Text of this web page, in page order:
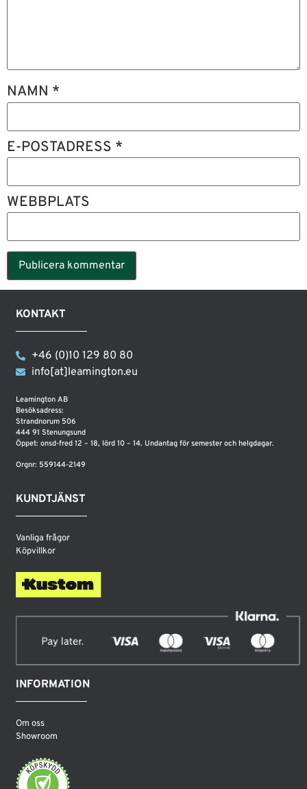
NAMN *
E-POSTADRESS *
WEBBPLATS
KONTAKT
+46 (0)10 129 80 80
info[at]leamington.eu
Leamington AB
Besöksadress:
Strandnorum 506
444 91 Stenungsund
Öppet: onsd-fred 12 – 18, lörd 10 – 14. Undantag för semester och helgdagar.
Orgnr: 559144-2149
KUNDTJÄNST
Vanliga frågor
Köpvillkor
INFORMATION
Om oss
Showroom